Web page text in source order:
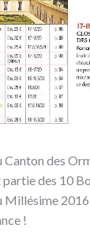
Canton des
des 10
Millésime 2016
!